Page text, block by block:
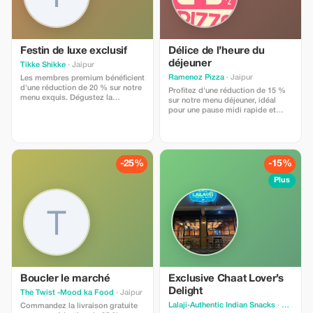
l'art de l'incrustation de marbre
vieux de 400 ans. Goût d'Agra :
une promenade guidée sur le
sentier culinaire local pour
découvrir des joyaux cachés de la
gastronomie locale. Accès direct :
pas d'intermédiaires ni de frais
cachés. Utilisez le code
promotionnel AGRASOUL10
lorsque vous nous contactez sur
WhatsApp pour réclamer votre
pour une journée inoubliable ! »
Festin de luxe exclusif
Tikke Shikke · Jaipur
Les membres premium bénéficient
d'une réduction de 20 % sur notre
menu exquis. Dégustez la
Délice de l’heure du
déjeuner
Ramenoz Pizza · Jaipur
Profitez d'une réduction de 15 %
sur notre menu déjeuner, idéal
pour une pause midi rapide et
-25%
Boucler le marché
The Twist -Mood ka Food · Jaipur
Commandez la livraison gratuite
-15%
Plus
Exclusive Chaat Lover’s
Delight
Lalaji-Authentic Indian Snacks · Jaipur